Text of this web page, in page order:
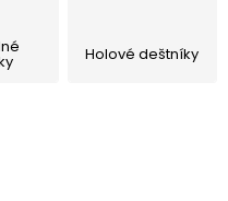
Holové deštníky